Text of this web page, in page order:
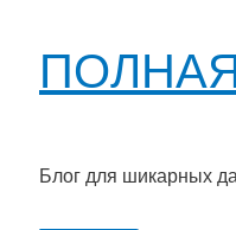
Блог для шикарных